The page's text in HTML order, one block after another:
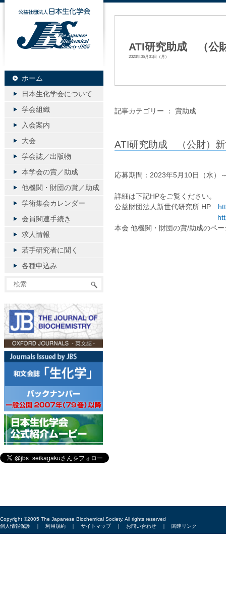
ATI研究助成 （公
2023年05月01日（月）
記事カテゴリー ： 賞助成
ATI研究助成 （公財）新
応募期間：2023年5月10日（水）
詳細は下記HPをご覧ください。
公益財団法人新世代研究所 HP
本会 他機関・財団の賞/助成のペ
公益社団法人日本生化学会
ホーム
日本生化学会について
学会組織
入会案内
大会
学会誌／出版物
本学会の賞／助成
他機関・財団の賞／助成
学術集会カレンダー
会員関連手続き
求人情報
若手研究者に聞く
各種申込み
Copyright ©2005 The Japanese Biochemical Society, All rights reserved
個人情報保護 ｜ 利用規約 ｜ サイトマップ｜ お問い合わせ ｜ 関連リンク